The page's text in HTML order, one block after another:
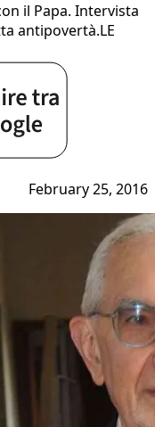
il Papa. Intervista
antipovertà.LE
February 25, 2016